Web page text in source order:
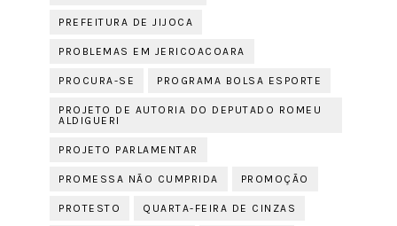
PREFEITURA DE JIJOCA
PROBLEMAS EM JERICOACOARA
PROCURA-SE PROGRAMA BOLSA ESPORTE
PROJETO DE AUTORIA DO DEPUTADO ROMEU
ALDIGUERI
PROJETO PARLAMENTAR
PROMESSA NÃO CUMPRIDA PROMOÇÃO
PROTESTO QUARTA-FEIRA DE CINZAS